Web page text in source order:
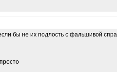
бы не их подлость с фальшивой